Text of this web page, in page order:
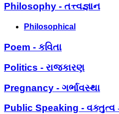
Philosophy - તત્ત્વજ્ઞાન
Philosophical
Poem - કવિતા
Politics - રાજકારણ
Pregnancy - ગર્ભાવસ્થા
Public Speaking - વક્તુત્વ